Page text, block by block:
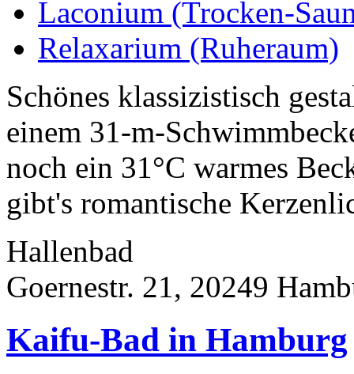
Laconium (Trocken-
Relaxarium (Ruheraum)
Schönes klassizistisch
einem 31-m-
noch ein 31°C warmes
gibt's romantische
Hallenbad
Goernestr. 21, 20249
Kaifu-Bad in Hamburg